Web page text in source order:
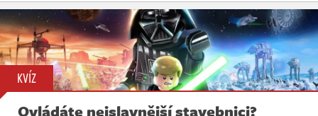
KVÍZ
Ovládáte nejslavnější stavebnici?